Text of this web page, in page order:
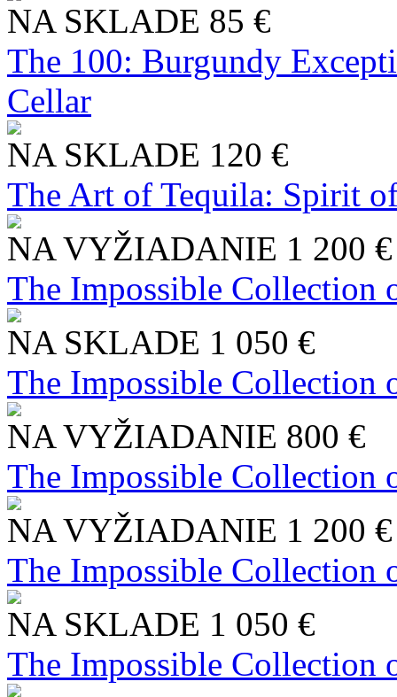
NA SKLADE 85 €
The 100: Burgundy
Cellar
NA SKLADE 120 €
The Art of Tequila: Spirit
NA VYŽIADANIE 1 200 €
The Impossible Collection
NA SKLADE 1 050 €
The Impossible Collection
NA VYŽIADANIE 800 €
The Impossible Collection
NA VYŽIADANIE 1 200 €
The Impossible Collection
NA SKLADE 1 050 €
The Impossible Collection